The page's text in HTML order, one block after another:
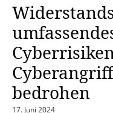
bedrohen
17. Juni 2024